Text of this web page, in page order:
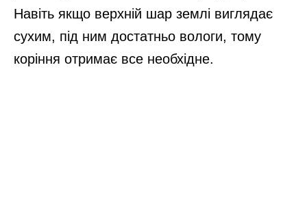
Навіть якщо верхній шар землі виглядає
сухим, під ним достатньо вологи, тому
коріння отримає все необхідне.